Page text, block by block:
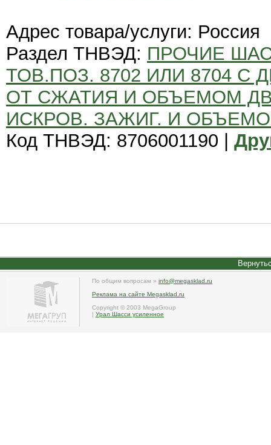
Адрес товара/услуги: Россия
Раздел ТНВЭД: ПРОЧИЕ
ТОВ.ПОЗ. 8702 ИЛИ 8704 С
ОТ СЖАТИЯ И ОБЪЕМОМ
ИСКРОВ. ЗАЖИГ. И
Код ТНВЭД: 8706001190 |
По общим вопросам » info@megasklad.ru
Реклама на сайте Megasklad.ru
Copyright © 2003 MegaGroup
| Урал Шасси усиленное